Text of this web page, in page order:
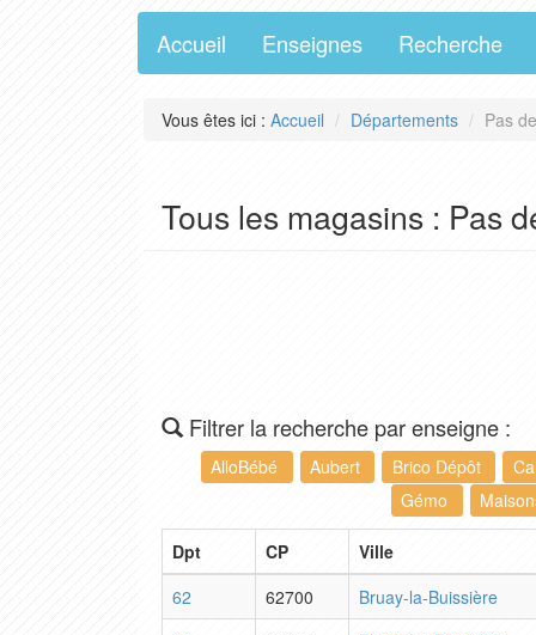
Accueil Enseignes Recherche
Vous êtes ici : Accueil Départements Pas
Tous les magasins : Pas
Filtrer la recherche par enseigne :
AlloBébé Aubert Brico Dépôt
Gémo
Dpt CP
Ville
62
62700
Bruay-la-Buissière